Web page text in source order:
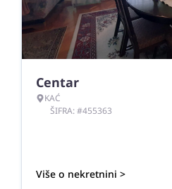
Centar
KAĆ
ŠIFRA: #455363
Više o nekretnini >